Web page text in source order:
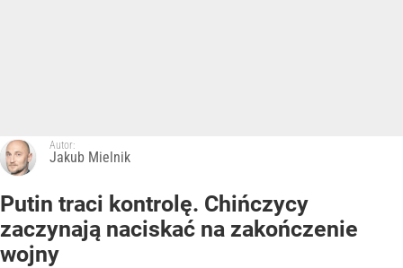
Autor:
Jakub Mielnik
Putin traci kontrolę. Chińczycy
zaczynają naciskać na zakończenie
wojny